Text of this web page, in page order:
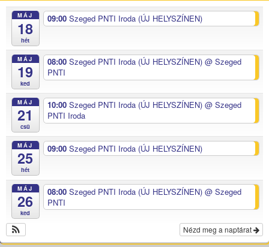
MÁJ
18
hét
09:00 Szeged PNTI Iroda (ÚJ HELYSZÍNEN)
MÁJ
19
ked
08:00 Szeged PNTI Iroda (ÚJ HELYSZÍNEN) @ Szeged
PNTI
MÁJ
21
csü
10:00 Szeged PNTI Iroda (ÚJ HELYSZÍNEN) @ Szeged
PNTI Iroda
MÁJ
25
hét
09:00 Szeged PNTI Iroda (ÚJ HELYSZÍNEN)
MÁJ
26
ked
08:00 Szeged PNTI Iroda (ÚJ HELYSZÍNEN) @ Szeged
PNTI
Nézd meg a naptárat